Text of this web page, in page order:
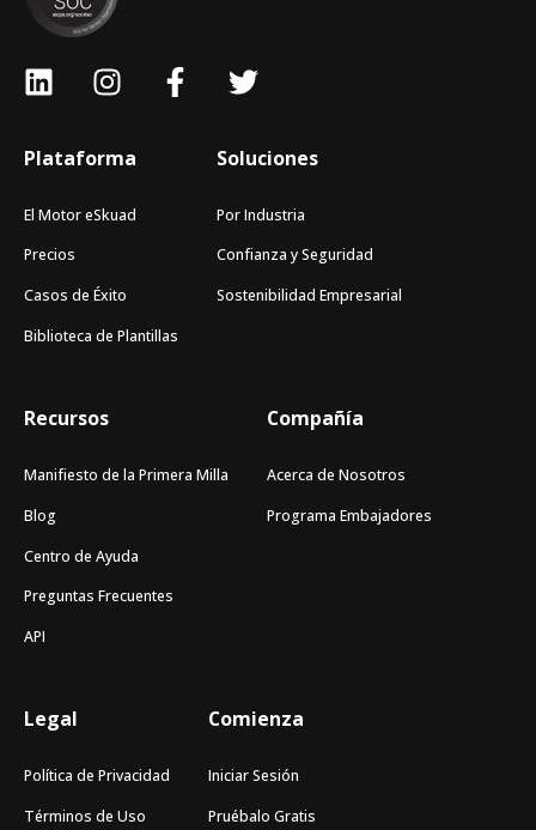
Plataforma
El Motor eSkuad
Precios
Casos de Éxito
Biblioteca de Plantillas
Soluciones
Por Industria
Confianza y Seguridad
Sostenibilidad Empresarial
Recursos
Manifiesto de la Primera Milla
Blog
Centro de Ayuda
Preguntas Frecuentes
API
Compañía
Acerca de Nosotros
Programa Embajadores
Legal
Política de Privacidad
Términos de Uso
Comienza
Iniciar Sesión
Pruébalo Gratis